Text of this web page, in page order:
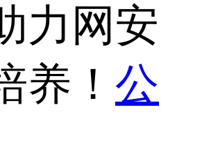
力网安
养！ 公